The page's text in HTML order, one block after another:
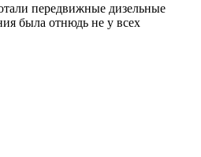
передвижные дизельные
была отнюдь не у всех